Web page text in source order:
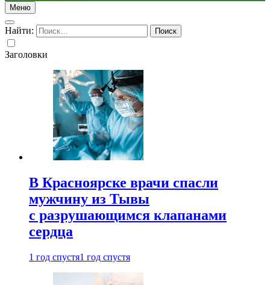
Меню
Найти:
Заголовки
В Красноярске врачи спасли
мужчину из Тывы
с разрушающимся клапанами
сердца
1 год спустя1 год спустя